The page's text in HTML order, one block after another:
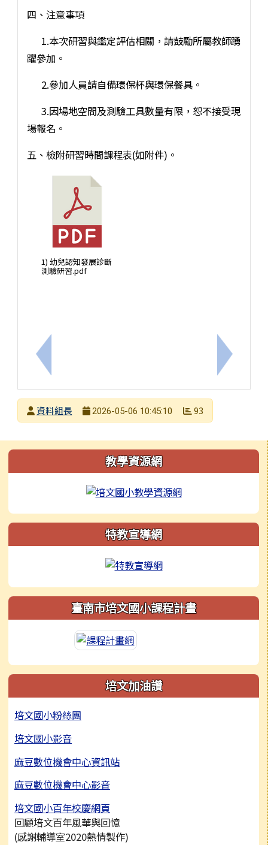
上一筆：轉知「台南市115年度身心障礙學生親子暨
四、注意事項
1.本次研習與鑑定評估相關，請鼓勵所屬教師踴
躍參加。
2.參加人員請自備環保杯與環保餐具。
3.因場地空間及測驗工具數量有限，恕不接受現
場報名。
五、檢附研習時間課程表(如附件)。
1) 幼兒認知發展診斷
測驗研習.pdf
下一筆：
發布者
資料組長
2026-05-06 10:45:10 93
左邊區域內容 教學資源網
特教宣導網
臺南市培文國小課程計畫
培文加油讚
培文國小粉絲團
培文國小影音
麻豆數位機會中心資訊站
麻豆數位機會中心影音
培文國小百年校慶網頁
回顧培文百年風華與回憶
(感謝輔導室2020熱情製作)